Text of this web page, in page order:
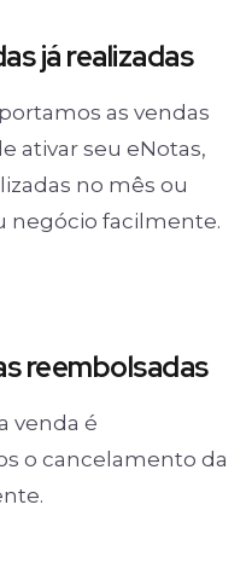
já realizadas
as vendas
ativar seu eNotas,
no mês ou
negócio facilmente.
reembolsadas
venda é
o cancelamento da